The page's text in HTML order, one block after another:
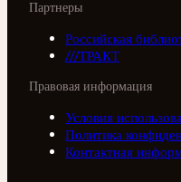
Партнеры
Российская
///ТРАКТ
Правовая информация
Условия
Политика
Контактная